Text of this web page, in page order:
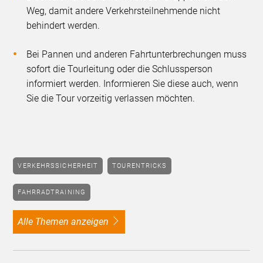
Weg, damit andere Verkehrsteilnehmende nicht
behindert werden.
Bei Pannen und anderen Fahrtunterbrechungen muss
sofort die Tourleitung oder die Schlussperson
informiert werden. Informieren Sie diese auch, wenn
Sie die Tour vorzeitig verlassen möchten.
VERKEHRSSICHERHEIT TOURENTRICKS
FAHRRADTRAINING
alle Themen anzeigen